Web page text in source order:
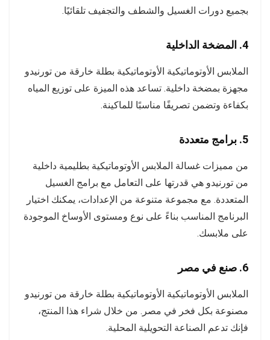
بجميع دورات الغسيل والشطف والتجفيف تلقائيًا.
4. المضخة الداخلية
الملابس الأوتوماتيكية الأوتوماتيكية بطلة خارقة من تورنيدو
مجهزة بمضخة داخلية. تساعد هذه الميزة على توزيع المياه
بكفاءة وتضمن تصريفًا مناسبًا للماكينة.
5. برامج متعددة
من مميزات غسالة الملابس الأوتوماتيكية بطليمية داخلية
من تورنيدو هي قدرتها على التعامل مع برامج الغسيل
المتعددة. مع مجموعة متنوعة من الإعدادات، يمكنك اختيار
البرنامج المناسب بناءً على نوع ومستوى الأوساخ الموجودة
على ملابسك.
6. صنع في مصر
الملابس الأوتوماتيكية الأوتوماتيكية بطلة خارقة من تورنيدو
مصنوعة بكل فخر في مصر. من خلال شراء هذا المنتج،
فإنك تدعم الصناعة التحويلية المحلية.